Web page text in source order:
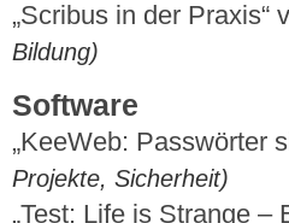
„Scribus in der Praxis“
Bildung)
Software
„KeeWeb: Passwörter
Projekte, Sicherheit)
„Test: Life is Strange –